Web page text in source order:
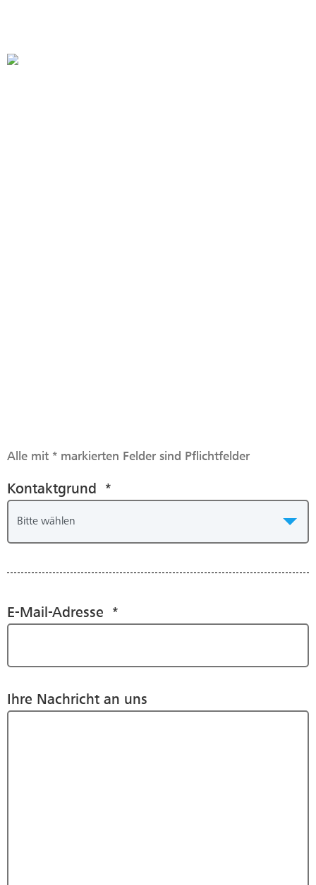
Alle mit * markierten Felder sind Pflichtfelder
Kontaktgrund *
E-Mail-Adresse *
Ihre Nachricht an uns